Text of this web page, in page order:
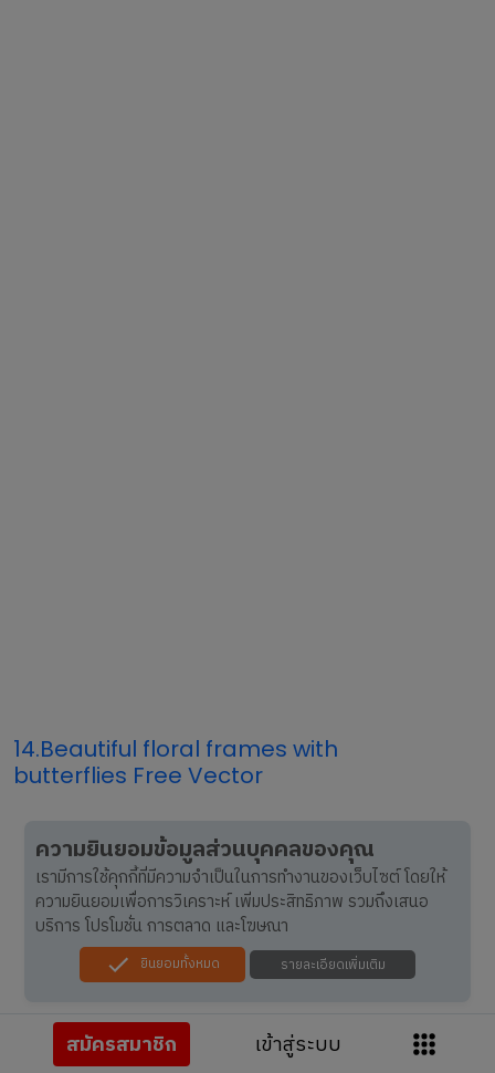
สมัครสมาชิก เข้าสู่ระบบ
14.Beautiful floral frames with
butterflies Free Vector
ความยินยอมข้อมูลส่วนบุคคลของคุณ
เรามีการใช้คุกกี้ที่มีความจำเป็นในการทำงานของเว็บไซต์ โดยให้
ความยินยอมเพื่อการวิเคราะห์ เพิ่มประสิทธิภาพ รวมถึงเสนอ
บริการ โปรโมชั่น การตลาด และโฆษณา
ยินยอมทั้งหมด รายละเอียดเพิ่มเติม